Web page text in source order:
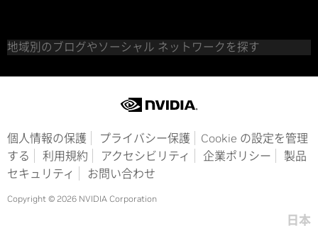
地域別のブログやソーシャル ネットワークを探す
個人情報の保護 プライバシー保護
Cookie の設定を管理
する
利用規約 アクセシビリティ 企業ポリシー
製品
セキュリティ
お問い合わせ
Copyright © 2026 NVIDIA Corporation
日本